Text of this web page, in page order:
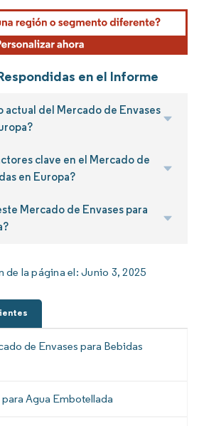
en el Informe
actual del Mercado de Envases
clave en el Mercado de
en Europa?
Mercado de Envases para
de la página el:Junio 3, 2025
de Envases para Bebidas
Agua Embotellada